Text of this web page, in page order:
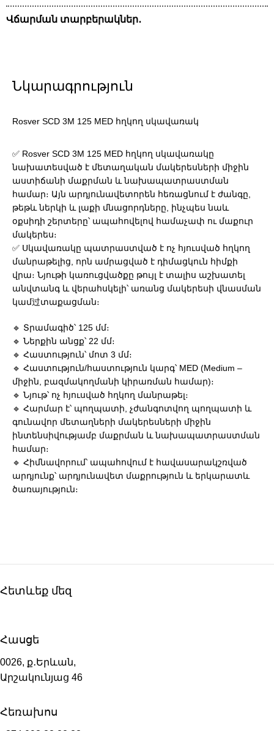
Վճարման տարբերակներ․
Նկարագրություն
Rosver SCD 3M 125 MED հղկող սկավառակ
✅ Rosver SCD 3M 125 MED հղկող սկավառակը
նախատեսված է մետաղական մակերեսների միջին
աստիճանի մաքրման և նախապատրաստման
համար։ Այն արդյունավետորեն հեռացնում է ժանգը,
թեթև ներկի և լաքի մնացորդները, ինչպես նաև
օքսիդի շերտերը՝ ապահովելով համաչափ ու մաքուր
մակերես։
✅ Սկավառակը պատրաստված է ոչ հյուսված հղկող
մանրաթելից, որն ամրացված է դիմացկուն հիմքի
վրա։ Նյութի կառուցվածքը թույլ է տալիս աշխատել
անվտանգ և վերահսկելի՝ առանց մակերեսի վնասման
կամ过տաքացման։
🔹 Տրամագիծ՝ 125 մմ։
🔹 Ներքին անցք՝ 22 մմ։
🔹 Հաստություն՝ մոտ 3 մմ։
🔹 Հաստություն/հաստություն կարգ՝ MED (Medium –
միջին, բազմակողմանի կիրառման համար)։
🔹 Նյութ՝ ոչ հյուսված հղկող մանրաթել։
🔹 Հարմար է՝ պողպատի, չժանգոտվող պողպատի և
գունավոր մետաղների մակերեսների միջին
ինտենսիվությամբ մաքրման և նախապատրաստման
համար։
🔹 Հիմնավորում՝ ապահովում է հավասարակշռված
արդյունք՝ արդյունավետ մաքրություն և երկարատև
ծառայություն։
Հետևեք մեզ
Հասցե
0026, ք․Երևան,
Արշակունյաց 46
Հեռախոս